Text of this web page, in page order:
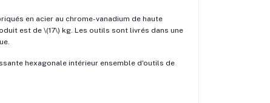
en acier au chrome-vanadium de haute
est de \(17\) kg. Les outils sont livrés dans une
hexagonale intérieur ensemble d'outils de